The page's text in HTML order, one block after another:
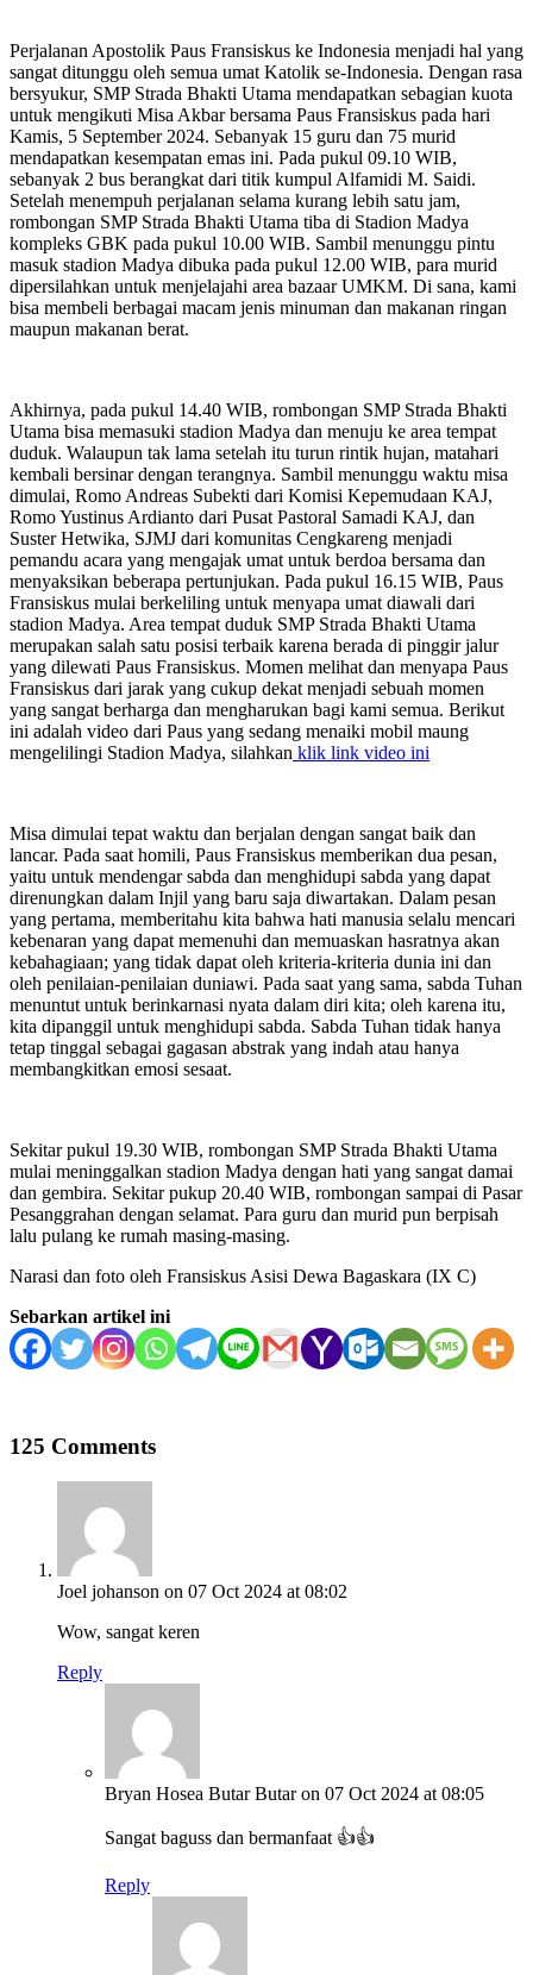
Perjalanan Apostolik Paus Fransiskus ke Indonesia menjadi hal yang
sangat ditunggu oleh semua umat Katolik se-Indonesia. Dengan rasa
bersyukur, SMP Strada Bhakti Utama mendapatkan sebagian kuota
untuk mengikuti Misa Akbar bersama Paus Fransiskus pada hari
Kamis, 5 September 2024. Sebanyak 15 guru dan 75 murid
mendapatkan kesempatan emas ini. Pada pukul 09.10 WIB,
sebanyak 2 bus berangkat dari titik kumpul Alfamidi M. Saidi.
Setelah menempuh perjalanan selama kurang lebih satu jam,
rombongan SMP Strada Bhakti Utama tiba di Stadion Madya
kompleks GBK pada pukul 10.00 WIB. Sambil menunggu pintu
masuk stadion Madya dibuka pada pukul 12.00 WIB, para murid
dipersilahkan untuk menjelajahi area bazaar UMKM. Di sana, kami
bisa membeli berbagai macam jenis minuman dan makanan ringan
maupun makanan berat.
Akhirnya, pada pukul 14.40 WIB, rombongan SMP Strada Bhakti
Utama bisa memasuki stadion Madya dan menuju ke area tempat
duduk. Walaupun tak lama setelah itu turun rintik hujan, matahari
kembali bersinar dengan terangnya. Sambil menunggu waktu misa
dimulai, Romo Andreas Subekti dari Komisi Kepemudaan KAJ,
Romo Yustinus Ardianto dari Pusat Pastoral Samadi KAJ, dan
Suster Hetwika, SJMJ dari komunitas Cengkareng menjadi
pemandu acara yang mengajak umat untuk berdoa bersama dan
menyaksikan beberapa pertunjukan. Pada pukul 16.15 WIB, Paus
Fransiskus mulai berkeliling untuk menyapa umat diawali dari
stadion Madya. Area tempat duduk SMP Strada Bhakti Utama
merupakan salah satu posisi terbaik karena berada di pinggir jalur
yang dilewati Paus Fransiskus. Momen melihat dan menyapa Paus
Fransiskus dari jarak yang cukup dekat menjadi sebuah momen
yang sangat berharga dan mengharukan bagi kami semua. Berikut
ini adalah video dari Paus yang sedang menaiki mobil maung
mengelilingi Stadion Madya, silahkan klik link video ini
Misa dimulai tepat waktu dan berjalan dengan sangat baik dan
lancar. Pada saat homili, Paus Fransiskus memberikan dua pesan,
yaitu untuk mendengar sabda dan menghidupi sabda yang dapat
direnungkan dalam Injil yang baru saja diwartakan. Dalam pesan
yang pertama, memberitahu kita bahwa hati manusia selalu mencari
kebenaran yang dapat memenuhi dan memuaskan hasratnya akan
kebahagiaan; yang tidak dapat oleh kriteria-kriteria dunia ini dan
oleh penilaian-penilaian duniawi. Pada saat yang sama, sabda Tuhan
menuntut untuk berinkarnasi nyata dalam diri kita; oleh karena itu,
kita dipanggil untuk menghidupi sabda. Sabda Tuhan tidak hanya
tetap tinggal sebagai gagasan abstrak yang indah atau hanya
membangkitkan emosi sesaat.
Sekitar pukul 19.30 WIB, rombongan SMP Strada Bhakti Utama
mulai meninggalkan stadion Madya dengan hati yang sangat damai
dan gembira. Sekitar pukup 20.40 WIB, rombongan sampai di Pasar
Pesanggrahan dengan selamat. Para guru dan murid pun berpisah
lalu pulang ke rumah masing-masing.
Narasi dan foto oleh Fransiskus Asisi Dewa Bagaskara (IX C)
Sebarkan artikel ini
125 Comments
Joel johanson on 07 Oct 2024 at 08:02
Wow, sangat keren
Reply
Bryan Hosea Butar Butar on 07 Oct 2024 at 08:05
Sangat baguss dan bermanfaat 👍👍
Reply